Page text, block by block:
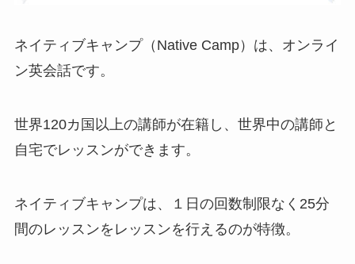
ネイティブキャンプ（Native Camp）は、オンライ
ン英会話です。
世界120カ国以上の講師が在籍し、世界中の講師と
自宅でレッスンができます。
ネイティブキャンプは、１日の回数制限なく25分
間のレッスンをレッスンを行えるのが特徴。